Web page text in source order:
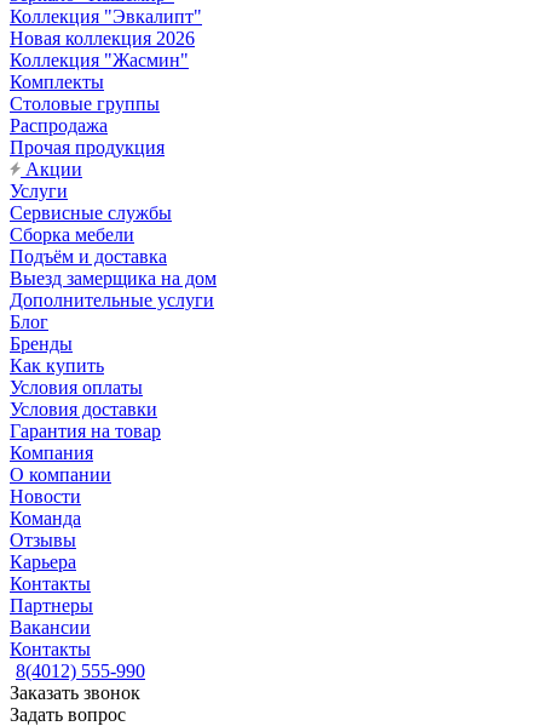
Коллекция "Эвкалипт"
Новая коллекция 2026
Коллекция "Жасмин"
Комплекты
Столовые группы
Распродажа
Прочая продукция
Акции
Услуги
Сервисные службы
Сборка мебели
Подъём и доставка
Выезд замерщика на дом
Дополнительные услуги
Блог
Бренды
Как купить
Условия оплаты
Условия доставки
Гарантия на товар
Компания
О компании
Новости
Команда
Отзывы
Карьера
Контакты
Партнеры
Вакансии
Контакты
8(4012) 555-990
Заказать звонок
Задать вопрос